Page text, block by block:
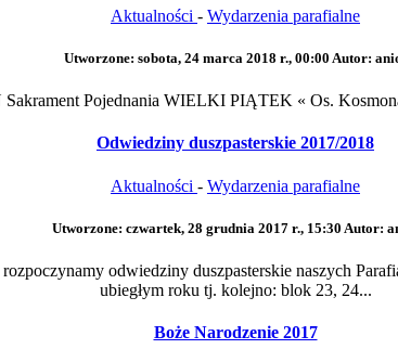
Aktualności - Wydarzenia parafialne
Utworzone: sobota, 24 marca 2018 r., 00:00 Autor:
Pojednania WIELKI PIĄTEK « Os.
Odwiedziny duszpasterskie 2017/2018
Aktualności - Wydarzenia parafialne
Utworzone: czwartek, 28 grudnia 2017 r., 15:30 Autor:
odwiedziny duszpasterskie naszych
ubiegłym roku tj. kolejno: blok 23, 24...
Boże Narodzenie 2017